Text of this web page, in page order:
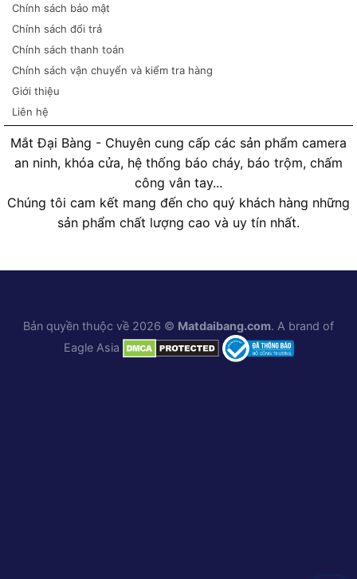
Chính sách bảo mật
Chính sách đổi trả
Chính sách thanh toán
Chính sách vận chuyển và kiểm tra hàng
Giới thiệu
Liên hệ
Mắt Đại Bàng - Chuyên cung cấp các sản phẩm camera
an ninh, khóa cửa, hệ thống báo cháy, báo trộm, chấm
công vân tay...
Chúng tôi cam kết mang đến cho quý khách hàng những
sản phẩm chất lượng cao và uy tín nhất.
Bản quyền thuộc về 2026 © Matdaibang.com. A brand of
Eagle Asia